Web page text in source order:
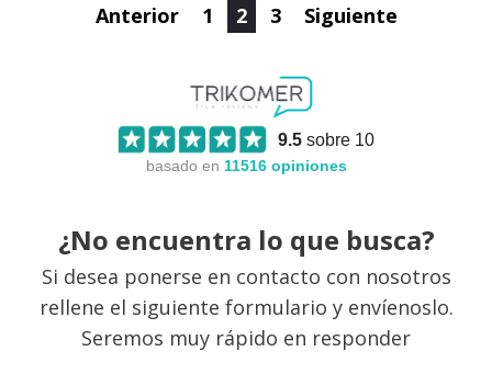
Anterior 1 2 3 Siguiente
9.5sobre 10
basado en 11516opiniones
¿No encuentra lo que busca?
Si desea ponerse en contacto con nosotros
rellene el siguiente formulario y envíenoslo.
Seremos muy rápido en responder